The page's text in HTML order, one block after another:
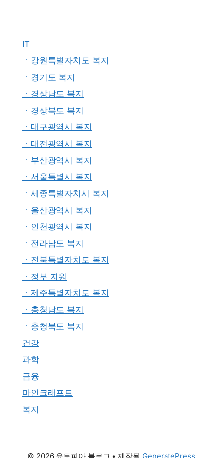
IT
ㆍ강원특별자치도 복지
ㆍ경기도 복지
ㆍ경상남도 복지
ㆍ경상북도 복지
ㆍ대구광역시 복지
ㆍ대전광역시 복지
ㆍ부산광역시 복지
ㆍ서울특별시 복지
ㆍ세종특별자치시 복지
ㆍ울산광역시 복지
ㆍ인천광역시 복지
ㆍ전라남도 복지
ㆍ전북특별자치도 복지
ㆍ정부 지원
ㆍ제주특별자치도 복지
ㆍ충청남도 복지
ㆍ충청북도 복지
건강
과학
금융
마인크래프트
복지
© 2026 유토피아 블로그 • 제작됨 GeneratePress